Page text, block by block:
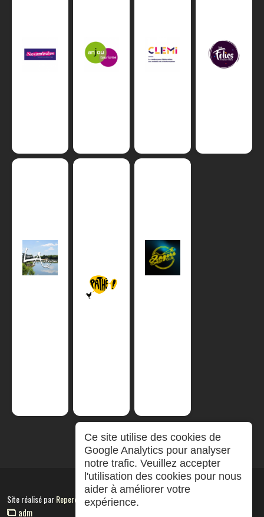
Site réalisé parRepereCom
adm
Ce site utilise des cookies de
Google Analytics pour analyser
notre trafic. Veuillez accepter
l'utilisation des cookies pour nous
aider à améliorer votre
expérience.